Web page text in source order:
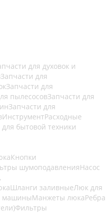
для духовок и
Запчасти для
Запчасти для
пылесосовЗапчасти для
Запчасти для
ИнструментРасходные
для бытовой техники
Кнопки
шумоподавленияНасос
Шланги заливныеЛюк для
машиныМанжеты люкаРебра
Фильтры